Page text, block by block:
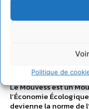
Politique de
Pour
de
CYRILLE SOUCHE - 2 JUIN
Le Mouvess est un
l’Économie
devienne la norme de